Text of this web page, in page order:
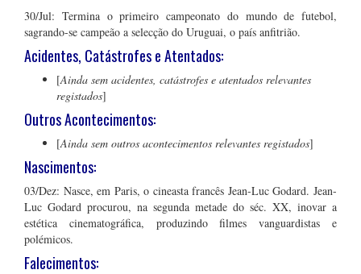
30/Jul: Termina o primeiro campeonato do mundo de futebol,
sagrando-se campeão a selecção do Uruguai, o país anfitrião.
Acidentes, Catástrofes e Atentados:
[Ainda sem acidentes, catástrofes e atentados relevantes
registados]
Outros Acontecimentos:
[Ainda sem outros acontecimentos relevantes registados]
Nascimentos:
03/Dez: Nasce, em Paris, o cineasta francês Jean-Luc Godard. Jean-
Luc Godard procurou, na segunda metade do séc. XX, inovar a
estética cinematográfica, produzindo filmes vanguardistas e
polémicos.
Falecimentos: